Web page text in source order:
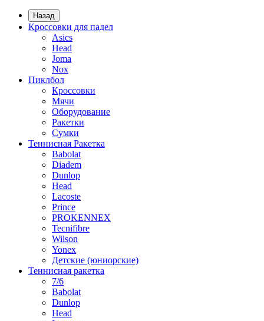
Назад
Кроссовки для падел
Asics
Head
Joma
Nox
Пиклбол
Кроссовки
Мячи
Оборудование
Ракетки
Сумки
Теннисная Ракетка
Babolat
Diadem
Dunlop
Head
Lacoste
Prince
PROKENNEX
Tecnifibre
Wilson
Yonex
Детские (юниорские)
Теннисная ракетка
7/6
Babolat
Dunlop
Head